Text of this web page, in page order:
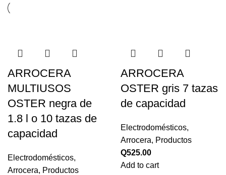
ARROCERA
MULTIUSOS
OSTER negra de
1.8 l o 10 tazas de
capacidad
Electrodomésticos,
Arrocera, Productos
ARROCERA
OSTER gris 7 tazas
de capacidad
Electrodomésticos,
Arrocera, Productos
Q525.00
Add to cart